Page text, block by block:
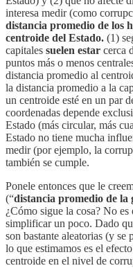
interesa medir (como
distancia promedio de los
centroide del Estado. (1)
capitales suelen estar cerca
puntos más o menos
distancia promedio al
la distancia promedio a la
un centroide esté en un par
coordenadas depende
Estado (más circular, más
Estado no tiene mucha
medir (por ejemplo, la
también se cumple.
Ponele entonces que le
(“distancia promedio de la
¿Cómo sigue la cosa? No
simplificar un poco. Dado
son bastante aleatorias (y se
lo que estimamos es el
centroide en el nivel de